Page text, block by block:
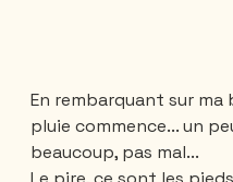
En rembarquant sur ma
pluie commence... un
beaucoup, pas mal...